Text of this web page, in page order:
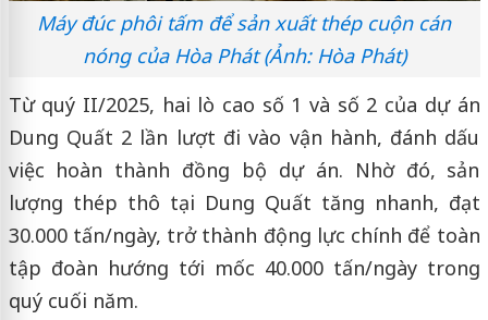
Máy đúc phôi tấm để sản xuất thép cuộn cán
nóng của Hòa Phát (Ảnh: Hòa Phát)
Từ quý II/2025, hai lò cao số 1 và số 2 của dự án
Dung Quất 2 lần lượt đi vào vận hành, đánh dấu
việc hoàn thành đồng bộ dự án. Nhờ đó, sản
lượng thép thô tại Dung Quất tăng nhanh, đạt
30.000 tấn/ngày, trở thành động lực chính để toàn
tập đoàn hướng tới mốc 40.000 tấn/ngày trong
quý cuối năm.